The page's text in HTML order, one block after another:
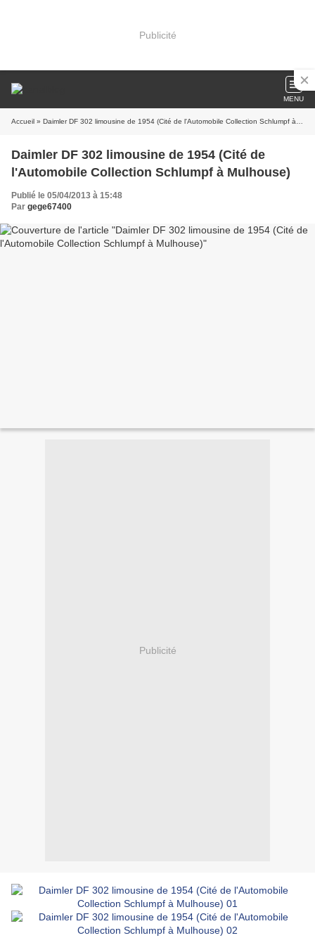
Publicité
MENU
Accueil » Daimler DF 302 limousine de 1954 (Cité de l'Automobile Collection Schlumpf à Mulhouse)
Daimler DF 302 limousine de 1954 (Cité de
l'Automobile Collection Schlumpf à Mulhouse)
Publié le 05/04/2013 à 15:48
Par gege67400
Publicité